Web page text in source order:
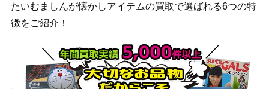
たいむましんが懐かしアイテムの買取で選ばれる6つの特
徴をご紹介！